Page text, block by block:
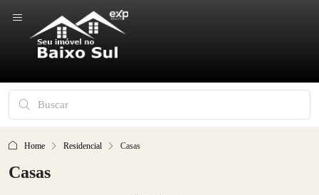
Home Residencial Casas
Casas